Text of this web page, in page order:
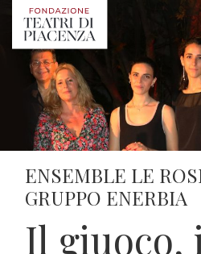
ENSEMBLE LE
GRUPPO ENERBIA
Il giuoco,